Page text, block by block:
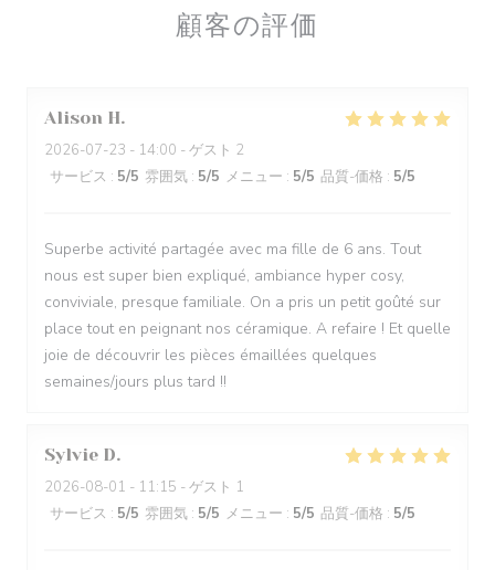
顧客の評価
Alison H
2026-07-23 - 14:00 - ゲスト 2
サービス : 5/5 雰囲気 : 5/5 メニュー : 5/5 品質-価格 : 5/5
Superbe activité partagée avec ma fille de 6 ans. Tout
nous est super bien expliqué, ambiance hyper cosy,
conviviale, presque familiale. On a pris un petit goûté sur
place tout en peignant nos céramique. A refaire ! Et quelle
joie de découvrir les pièces émaillées quelques
semaines/jours plus tard !!
Sylvie D
2026-08-01 - 11:15 - ゲスト 1
サービス : 5/5 雰囲気 : 5/5 メニュー : 5/5 品質-価格 : 5/5